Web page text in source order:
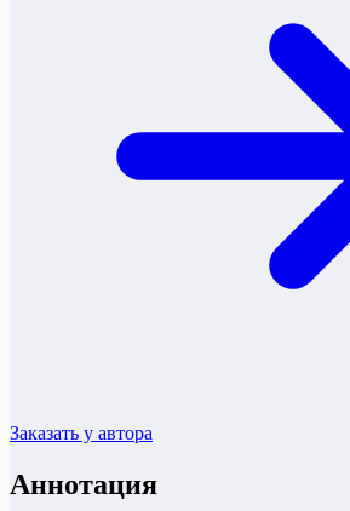
Заказать у автора
Аннотация